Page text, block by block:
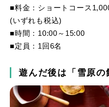
■料金：ショートコース
(いずれも税込)
■時間：10:00～15:00
■定員：1回6名
遊んだ後は「雪原の